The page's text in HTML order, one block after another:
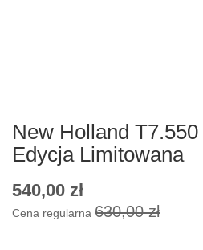
the
images
gallery
New Holland
Edycja Limitowana
Cena
540,00 zł
Cena regularna 630,00 zł